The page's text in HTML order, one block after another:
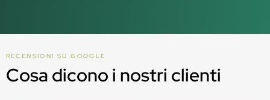
RECENSIONI SU GOOGLE
Cosa dicono i nostri clienti